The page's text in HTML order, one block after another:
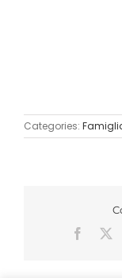
Categories: